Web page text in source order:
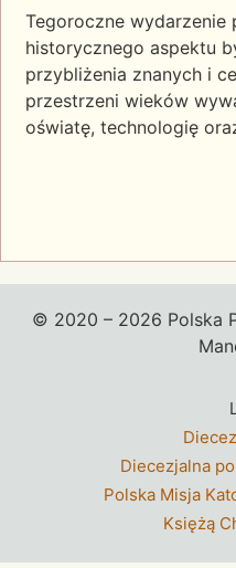
Tegoroczne wydarzenie
historycznego aspektu
przybliżenia znanych i
przestrzeni wieków
oświatę, technologię
© 2020 – 2026 Polska
Diecezjalna
Polska Misja
Księżą